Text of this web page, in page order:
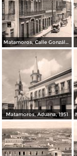
Matamoros, Calle González, 1930
Matamoros, Aduana, 1951